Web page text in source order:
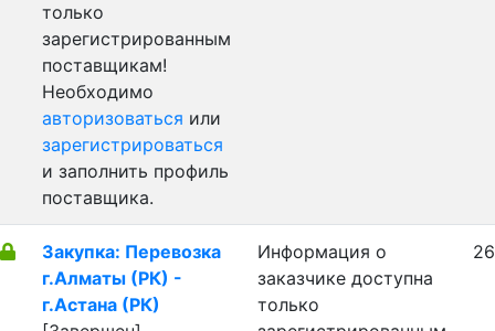
только
зарегистрированным
поставщикам!
Необходимо
авторизоваться или
зарегистрироваться
и заполнить профиль
поставщика.
Закупка: Перевозка
г.Алматы (РК) -
г.Астана (РК)
Информация о
заказчике доступна
только